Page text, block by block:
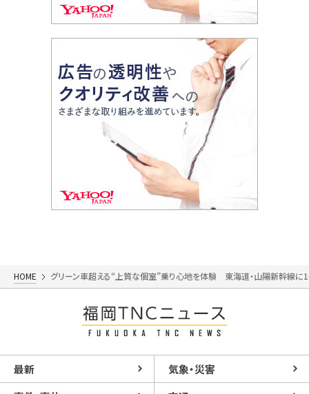
HOME グリーン車超える“上質な個室”乗り心地を体験 東海道・山陽新幹線
最新
気象・災害